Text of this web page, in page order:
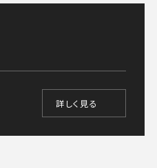
詳しく見る